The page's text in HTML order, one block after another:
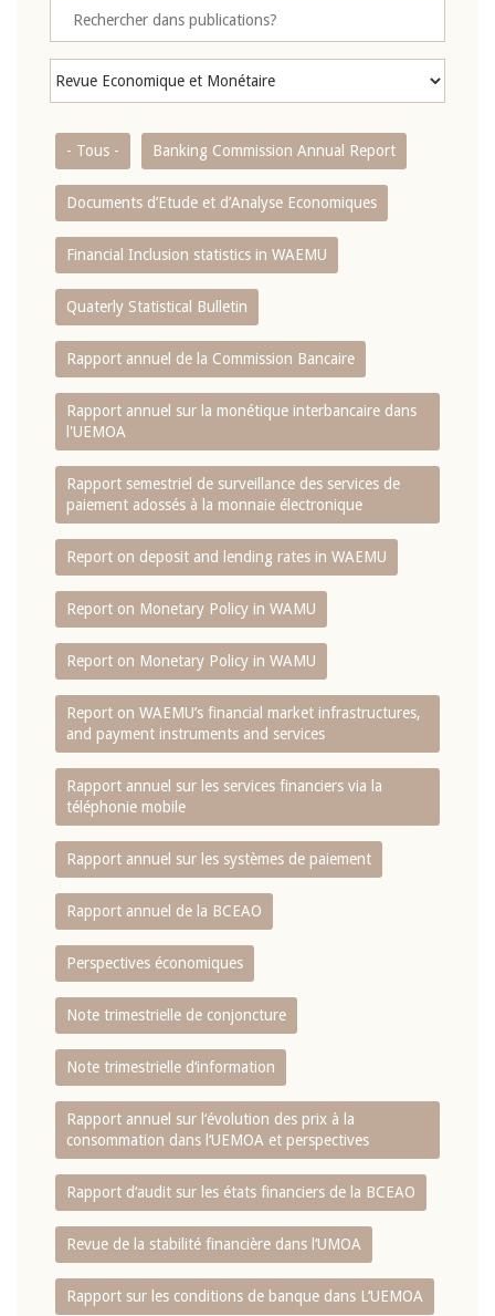
- Tous - Banking Commission Annual Report
Documents d’Etude et d’Analyse Economiques
Financial Inclusion statistics in WAEMU
Quaterly Statistical Bulletin
Rapport annuel de la Commission Bancaire
Rapport annuel sur la monétique interbancaire dans
l'UEMOA
Rapport semestriel de surveillance des services de
paiement adossés à la monnaie électronique
Report on deposit and lending rates in WAEMU
Report on Monetary Policy in WAMU
Report on Monetary Policy in WAMU
Report on WAEMU’s financial market infrastructures,
and payment instruments and services
Rapport annuel sur les services financiers via la
téléphonie mobile
Rapport annuel sur les systèmes de paiement
Rapport annuel de la BCEAO
Perspectives économiques
Note trimestrielle de conjoncture
Note trimestrielle d‘information
Rapport annuel sur l‘évolution des prix à la
consommation dans l‘UEMOA et perspectives
Rapport d‘audit sur les états financiers de la BCEAO
Revue de la stabilité financière dans l‘UMOA
Rapport sur les conditions de banque dans L‘UEMOA